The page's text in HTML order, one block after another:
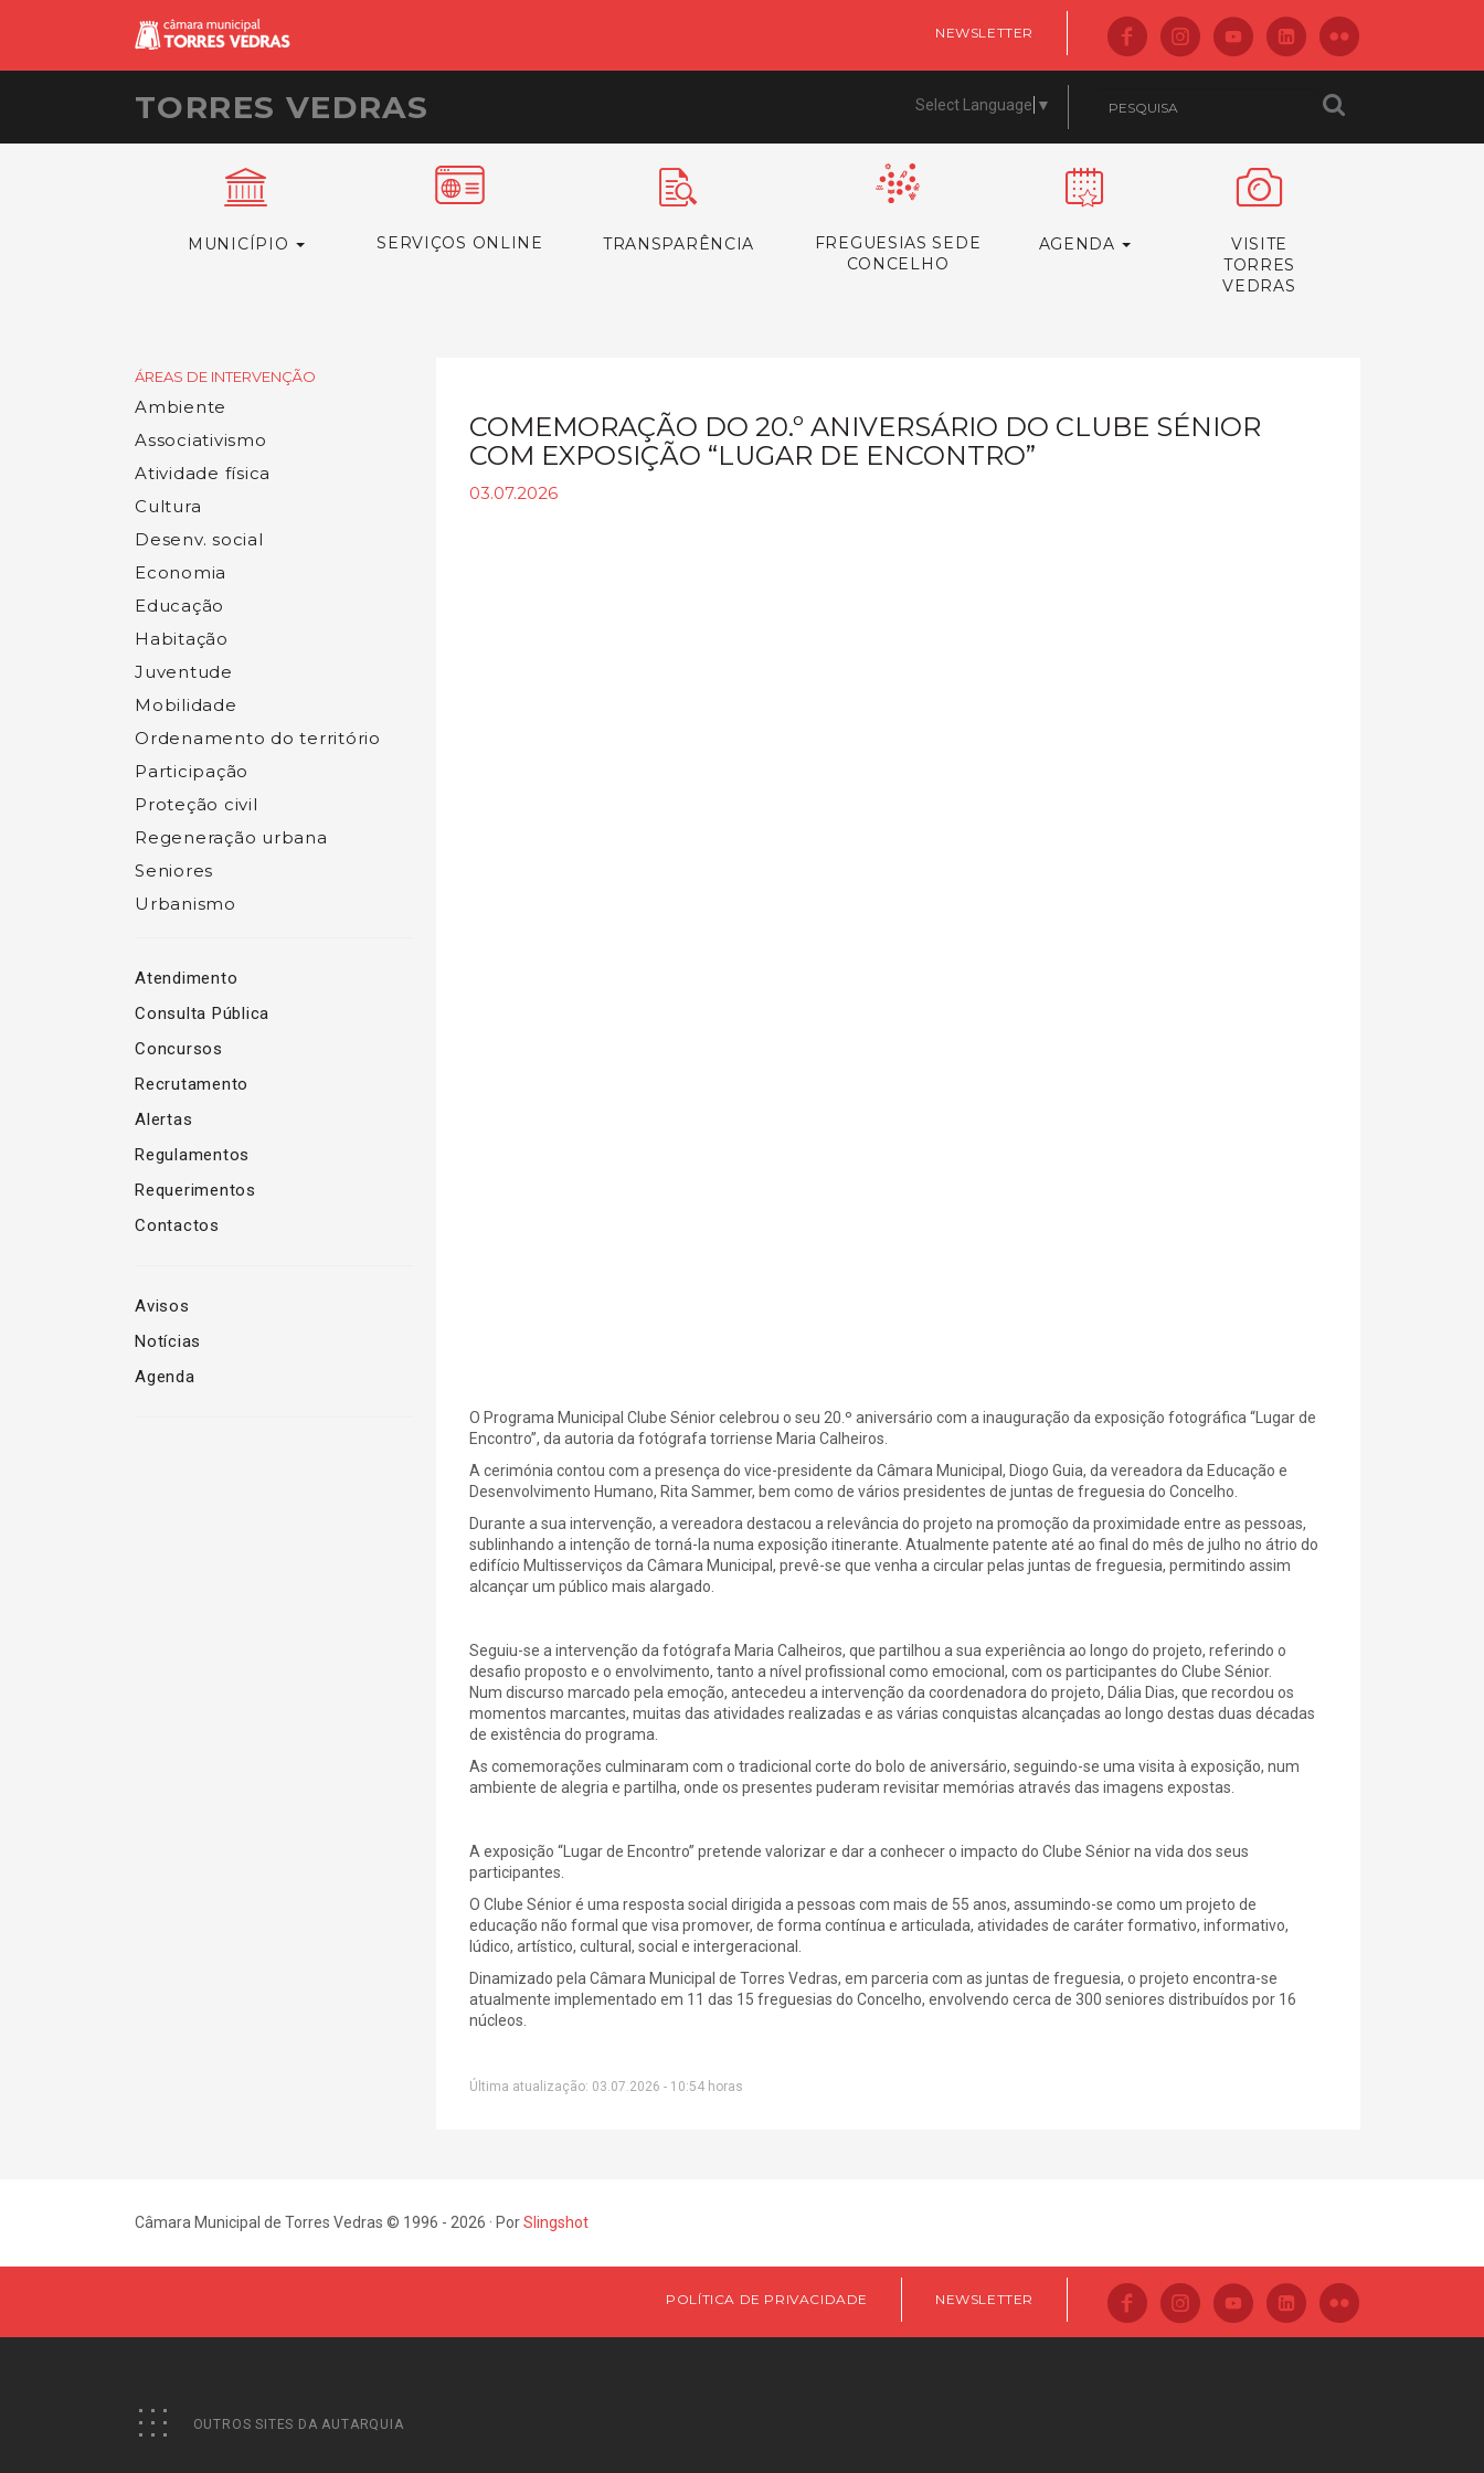
NEWSLETTER
TORRES VEDRAS Select Language ▼
MUNICÍPIO SERVIÇOS ONLINE TRANSPARÊNCIA
FREGUESIAS SEDE
CONCELHO
AGENDA
VISITE
TORRES
VEDRAS
ÁREAS DE INTERVENÇÃO
Ambiente
Associativismo
Atividade física
Cultura
Desenv. social
Economia
Educação
Habitação
Juventude
Mobilidade
Ordenamento do território
Participação
Proteção civil
Regeneração urbana
Seniores
Urbanismo
Atendimento
Consulta Pública
Concursos
Recrutamento
Alertas
Regulamentos
Requerimentos
Contactos
Avisos
Notícias
Agenda
COMEMORAÇÃO DO 20.º ANIVERSÁRIO DO CLUBE SÉNIOR
COM EXPOSIÇÃO “LUGAR DE ENCONTRO”
03.07.2026
O Programa Municipal Clube Sénior celebrou o seu 20.º aniversário com a inauguração da exposição fotográfica “Lugar de
Encontro”, da autoria da fotógrafa torriense Maria Calheiros.
A cerimónia contou com a presença do vice-presidente da Câmara Municipal, Diogo Guia, da vereadora da Educação e
Desenvolvimento Humano, Rita Sammer, bem como de vários presidentes de juntas de freguesia do Concelho.
Durante a sua intervenção, a vereadora destacou a relevância do projeto na promoção da proximidade entre as pessoas,
sublinhando a intenção de torná-la numa exposição itinerante. Atualmente patente até ao final do mês de julho no átrio do
edifício Multisserviços da Câmara Municipal, prevê-se que venha a circular pelas juntas de freguesia, permitindo assim
alcançar um público mais alargado.
Seguiu-se a intervenção da fotógrafa Maria Calheiros, que partilhou a sua experiência ao longo do projeto, referindo o
desafio proposto e o envolvimento, tanto a nível profissional como emocional, com os participantes do Clube Sénior.
Num discurso marcado pela emoção, antecedeu a intervenção da coordenadora do projeto, Dália Dias, que recordou os
momentos marcantes, muitas das atividades realizadas e as várias conquistas alcançadas ao longo destas duas décadas
de existência do programa.
As comemorações culminaram com o tradicional corte do bolo de aniversário, seguindo-se uma visita à exposição, num
ambiente de alegria e partilha, onde os presentes puderam revisitar memórias através das imagens expostas.
A exposição “Lugar de Encontro” pretende valorizar e dar a conhecer o impacto do Clube Sénior na vida dos seus
participantes.
O Clube Sénior é uma resposta social dirigida a pessoas com mais de 55 anos, assumindo-se como um projeto de
educação não formal que visa promover, de forma contínua e articulada, atividades de caráter formativo, informativo,
lúdico, artístico, cultural, social e intergeracional.
Dinamizado pela Câmara Municipal de Torres Vedras, em parceria com as juntas de freguesia, o projeto encontra-se
atualmente implementado em 11 das 15 freguesias do Concelho, envolvendo cerca de 300 seniores distribuídos por 16
núcleos.
Última atualização: 03.07.2026 - 10:54 horas
Câmara Municipal de Torres Vedras © 1996 - 2026 · PorSlingshot
POLÍTICA DE PRIVACIDADE NEWSLETTER
OUTROS SITES DA AUTARQUIA